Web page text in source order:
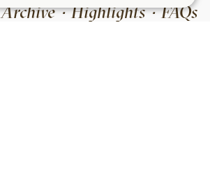
Archive·Highlights·FAQs